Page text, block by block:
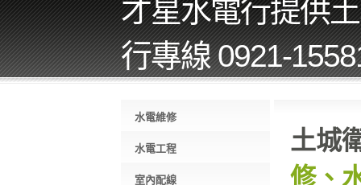
才星水電行提供
行專線 0921-
水電維修
水電工程
室內配線
土城
修、